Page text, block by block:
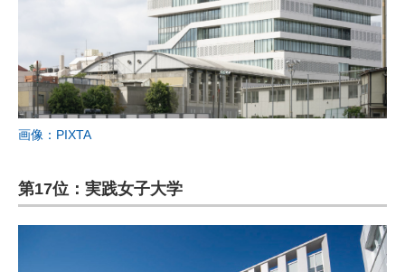
画像：PIXTA
第17位：実践女子大学